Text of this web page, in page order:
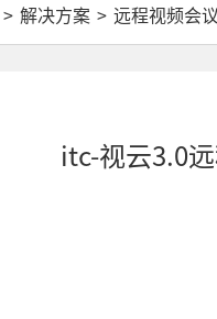
> 解决方案 > 远程视频会
itc-视云3.0